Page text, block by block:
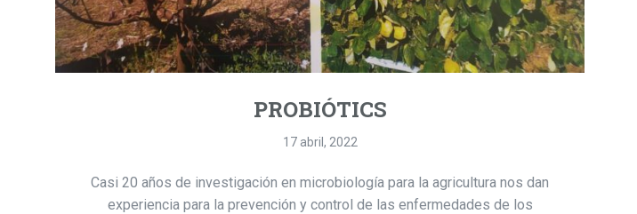
PROBIÓTICS
17 abril, 2022
Casi 20 años de investigación en microbiología para la agricultura nos dan
experiencia para la prevención y control de las enfermedades de los